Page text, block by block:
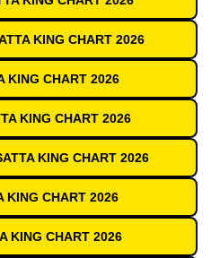
KING CHART 2026
KING CHART 2026
KING CHART 2026
KING CHART 2026
KING CHART 2026
KING CHART 2026